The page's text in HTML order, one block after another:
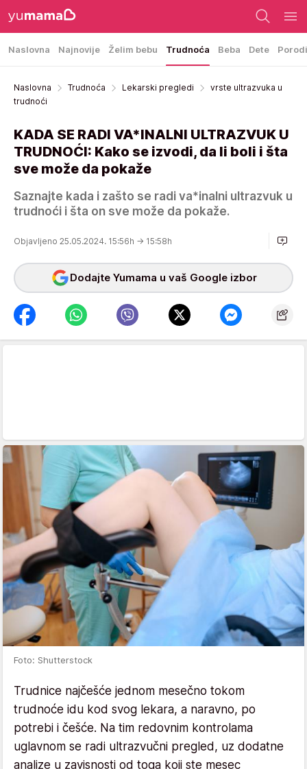
Naslovna Najnovije Želim bebu Trudnoća Beba Dete
Naslovna Trudnoća Lekarski pregledi
vrste ultrazvuka u
trudnoći
KADA SE RADI VA*INALNI ULTRAZVUK U
TRUDNOĆI: Kako se izvodi, da li boli i šta
sve može da pokaže
Saznajte kada i zašto se radi va*inalni ultrazvuk u
trudnoći i šta on sve može da pokaže.
Objavljeno 25.05.2024. 15:56h → 15:58h
Dodajte Yumama u vaš Google izbor
Foto: Shutterstock
Trudnice najčešće jednom mesečno tokom
trudnoće idu kod svog lekara, a naravno, po
potrebi i češće. Na tim redovnim kontrolama
uglavnom se radi ultrazvučni pregled, uz dodatne
analize u zavisnosti od toga koji ste mesec